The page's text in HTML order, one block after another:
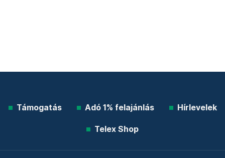
Támogatás Adó 1% felajánlás Hírlevelek
Telex Shop